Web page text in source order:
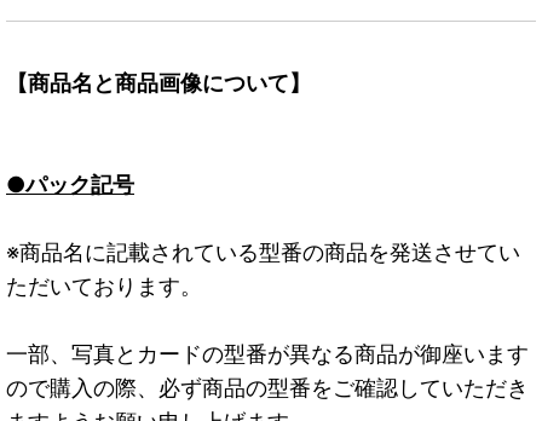
【商品名と商品画像について】
●パック記号
※商品名に記載されている型番の商品を発送させてい
ただいております。
一部、写真とカードの型番が異なる商品が御座います
ので購入の際、必ず商品の型番をご確認していただき